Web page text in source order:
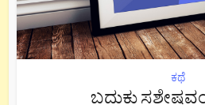
ಕಥೆ
ಬದುಕು